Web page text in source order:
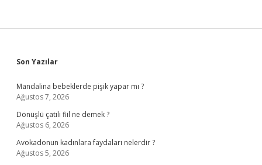
Sidebar
Son Yazılar
Mandalina bebeklerde pişik yapar mı ?
Ağustos 7, 2026
Dönüşlü çatılı fiil ne demek ?
Ağustos 6, 2026
Avokadonun kadınlara faydaları nelerdir ?
Ağustos 5, 2026